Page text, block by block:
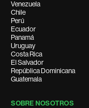
Venezuela
Chile
Perú
Ecuador
Panamá
Uruguay
Costa Rica
El Salvador
República Dominicana
Guatemala
SOBRE NOSOTROS